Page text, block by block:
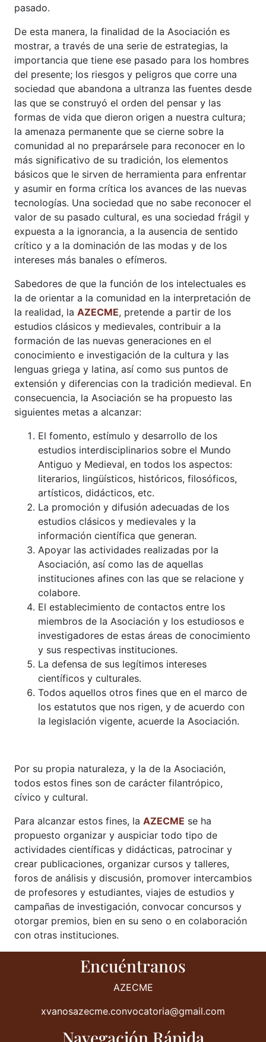
pasado.
De esta manera, la finalidad de la Asociación es
mostrar, a través de una serie de estrategias, la
importancia que tiene ese pasado para los hombres
del presente; los riesgos y peligros que corre una
sociedad que abandona a ultranza las fuentes desde
las que se construyó el orden del pensar y las
formas de vida que dieron origen a nuestra cultura;
la amenaza permanente que se cierne sobre la
comunidad al no preparársele para reconocer en lo
más significativo de su tradición, los elementos
básicos que le sirven de herramienta para enfrentar
y asumir en forma crítica los avances de las nuevas
tecnologías. Una sociedad que no sabe reconocer el
valor de su pasado cultural, es una sociedad frágil y
expuesta a la ignorancia, a la ausencia de sentido
crítico y a la dominación de las modas y de los
intereses más banales o efímeros.
Sabedores de que la función de los intelectuales es
la de orientar a la comunidad en la interpretación de
la realidad, la AZECME, pretende a partir de los
estudios clásicos y medievales, contribuir a la
formación de las nuevas generaciones en el
conocimiento e investigación de la cultura y las
lenguas griega y latina, así como sus puntos de
extensión y diferencias con la tradición medieval. En
consecuencia, la Asociación se ha propuesto las
siguientes metas a alcanzar:
El fomento, estímulo y desarrollo de los
estudios interdisciplinarios sobre el Mundo
Antiguo y Medieval, en todos los aspectos:
literarios, lingüísticos, históricos, filosóficos,
artísticos, didácticos, etc.
La promoción y difusión adecuadas de los
estudios clásicos y medievales y la
información científica que generan.
Apoyar las actividades realizadas por la
Asociación, así como las de aquellas
instituciones afines con las que se relacione y
colabore.
El establecimiento de contactos entre los
miembros de la Asociación y los estudiosos e
investigadores de estas áreas de conocimiento
y sus respectivas instituciones.
La defensa de sus legítimos intereses
científicos y culturales.
Todos aquellos otros fines que en el marco de
los estatutos que nos rigen, y de acuerdo con
la legislación vigente, acuerde la Asociación.
Por su propia naturaleza, y la de la Asociación,
todos estos fines son de carácter filantrópico,
cívico y cultural.
Para alcanzar estos fines, la AZECME se ha
propuesto organizar y auspiciar todo tipo de
actividades científicas y didácticas, patrocinar y
crear publicaciones, organizar cursos y talleres,
foros de análisis y discusión, promover intercambios
de profesores y estudiantes, viajes de estudios y
campañas de investigación, convocar concursos y
otorgar premios, bien en su seno o en colaboración
con otras instituciones.
Encuéntranos
AZECME
xvanosazecme.convocatoria@gmail.com
Navegación Rápida